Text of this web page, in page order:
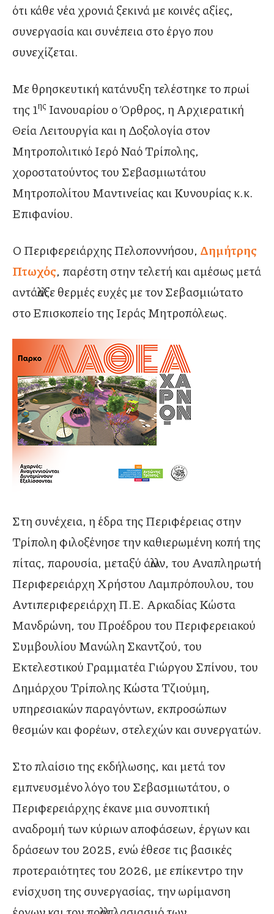
ότι κάθε νέα χρονιά ξεκινά με κοινές αξίες,
συνεργασία και συνέπεια στο έργο που
συνεχίζεται.
Με θρησκευτική κατάνυξη τελέστηκε το πρωί
της 1ης Ιανουαρίου ο Όρθρος, η Αρχιερατική
Θεία Λειτουργία και η Δοξολογία στον
Μητροπολιτικό Ιερό Ναό Τρίπολης,
χοροστατούντος του Σεβασμιωτάτου
Μητροπολίτου Μαντινείας και Κυνουρίας κ.κ.
Επιφανίου.
Ο Περιφερειάρχης Πελοποννήσου, Δημήτρης
Πτωχός, παρέστη στην τελετή και αμέσως μετά
αντάλλαξε θερμές ευχές με τον Σεβασμιώτατο
στο Επισκοπείο της Ιεράς Μητροπόλεως.
Στη συνέχεια, η έδρα της Περιφέρειας στην
Τρίπολη φιλοξένησε την καθιερωμένη κοπή της
πίτας, παρουσία, μεταξύ άλλων, του Αναπληρωτή
Περιφερειάρχη Χρήστου Λαμπρόπουλου, του
Αντιπεριφερειάρχη Π.Ε. Αρκαδίας Κώστα
Μανδρώνη, του Προέδρου του Περιφερειακού
Συμβουλίου Μανώλη Σκαντζού, του
Εκτελεστικού Γραμματέα Γιώργου Σπίνου, του
Δημάρχου Τρίπολης Κώστα Τζιούμη,
υπηρεσιακών παραγόντων, εκπροσώπων
θεσμών και φορέων, στελεχών και συνεργατών.
Στο πλαίσιο της εκδήλωσης, και μετά τον
εμπνευσμένο λόγο του Σεβασμιωτάτου, ο
Περιφερειάρχης έκανε μια συνοπτική
αναδρομή των κύριων αποφάσεων, έργων και
δράσεων του 2025, ενώ έθεσε τις βασικές
προτεραιότητες του 2026, με επίκεντρο την
ενίσχυση της συνεργασίας, την ωρίμανση